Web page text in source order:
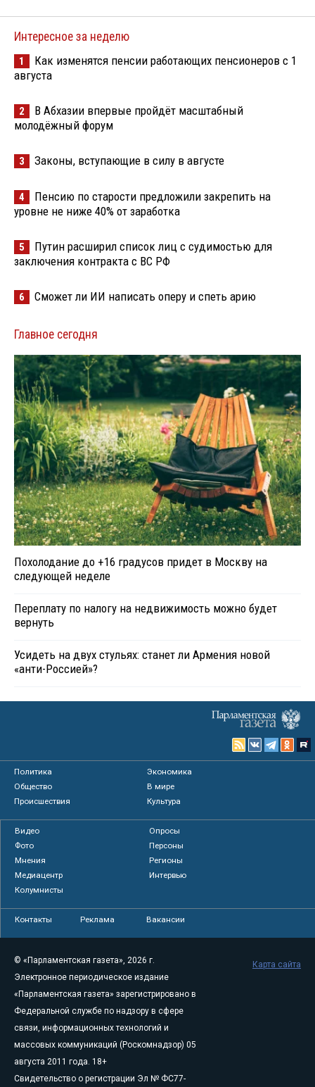
Интересное за неделю
1
Как изменятся пенсии работающих пенсионеров с 1
августа
2
В Абхазии впервые пройдёт масштабный
молодёжный форум
3 Законы, вступающие в силу в августе
4
Пенсию по старости предложили закрепить на
уровне не ниже 40% от заработка
5
Путин расширил список лиц с судимостью для
заключения контракта с ВС РФ
6 Сможет ли ИИ написать оперу и спеть арию
Главное сегодня
Похолодание до +16 градусов придет в Москву на
следующей неделе
Переплату по налогу на недвижимость можно будет
вернуть
Усидеть на двух стульях: станет ли Армения новой
«анти-Россией»?
Политика
Экономика
Общество
В мире
Происшествия
Культура
Видео
Опросы
Фото
Персоны
Мнения
Регионы
Медиацентр
Интервью
Колумнисты
Контакты Реклама Вакансии
© «Парламентская газета», 2026 г.
Электронное периодическое издание
«Парламентская газета» зарегистрировано в
Федеральной службе по надзору в сфере
связи, информационных технологий и
массовых коммуникаций (Роскомнадзор) 05
августа 2011 года. 18+
Свидетельство о регистрации Эл № ФС77-
Карта сайта